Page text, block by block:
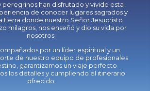
peregrinos han disfrutado y vivido esta
de conocer lugares sagrados y
tierra donde nuestro Señor Jesucristo
milagros, nos enseñó y dio su vida por
nosotros.
por un líder espiritual y un
de nuestro equipo de profesionales
garantizamos un viaje perfecto
los detalles y cumpliendo el itinerario
ofrecido.